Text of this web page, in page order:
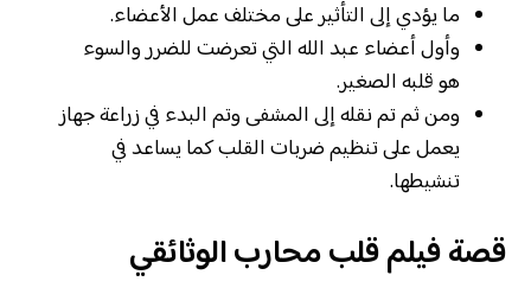
ما يؤدي إلى التأثير على مختلف عمل الأعضاء.
وأول أعضاء عبد الله التي تعرضت للضرر والسوء
هو قلبه الصغير.
ومن ثم تم نقله إلى المشفى وتم البدء في زراعة جهاز
يعمل على تنظيم ضربات القلب كما يساعد في
تنشيطها.
قصة فيلم قلب محارب الوثائقي